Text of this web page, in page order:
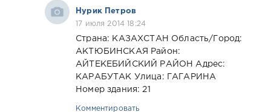
Нурик Петров
17 июля 2014 18:24
Страна: КАЗАХСТАН Область/Город:
АКТЮБИНСКАЯ Район:
АЙТЕКЕБИЙСКИЙ РАЙОН Адрес:
КАРАБУТАК Улица: ГАГАРИНА
Номер здания: 21
Комментировать